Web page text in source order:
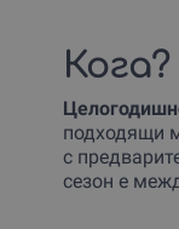
Кога?
подходящи
с
сезон е